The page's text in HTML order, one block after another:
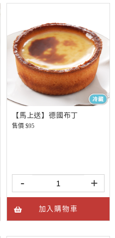
【馬上送】德國布丁
售價 $95
- +
加入購物車